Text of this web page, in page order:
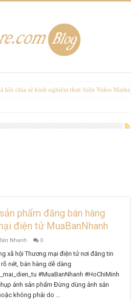
hội chia sẻ kinh nghiệm thực hiện Video
phẩm đăng bán hàng
điện tử MuaBanNhanh
Nhanh 0
xã hội Thương mại điện tử nơi đăng tin
nét, bán hàng dễ dàng
#MuaBanNhanh #HoChiMinh
ảnh sản phẩm Đừng dùng ảnh sản
không phải do …